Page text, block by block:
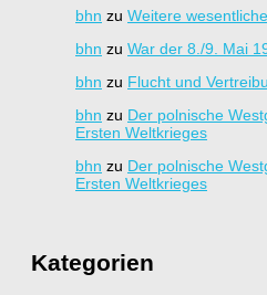
bhn zu Weitere
bhn zu War der 8./9. Mai
bhn zu Flucht und
bhn zu Der polnische
Ersten Weltkrieges
bhn zu Der polnische
Ersten Weltkrieges
Kategorien